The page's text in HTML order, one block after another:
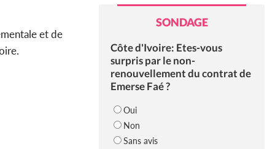
et de
SONDAGE
Côte d'Ivoire: Etes-vous
surpris par le non-
renouvellement du contrat de
Emerse Faé ?
Oui
Non
Sans avis